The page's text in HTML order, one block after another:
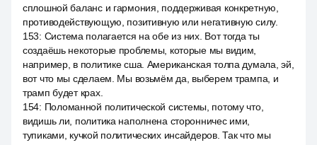
сплошной баланс и гармония, поддерживая конкретную,
противодействующую, позитивную или негативную силу.
153: Система полагается на обе из них. Вот тогда ты
создаёшь некоторые проблемы, которые мы видим,
например, в политике сша. Американская толпа думала, эй,
вот что мы сделаем. Мы возьмём да, выберем трампа, и
трамп будет крах.
154: Поломанной политической системы, потому что,
видишь ли, политика наполнена сторонничес ими,
тупиками, кучкой политических инсайдеров. Так что мы